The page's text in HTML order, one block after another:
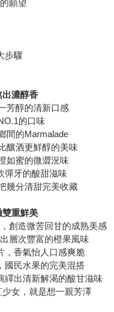
願望
步驟
出濃醇香
芳醇的清新口感
的口味
間的Marmalade
釀酒更鮮醇的美味
如蜜的微澀況味
彈牙的酸甜滋味
幾分清甜完美收藏
雙重鮮美
創造微苦回甘的成熟美感
層次豐富的橙果風味
香氣怡人口感爽脆
民水果的完美混搭
出清新解渴的酸甘滋味
女，就是想一親芳澤